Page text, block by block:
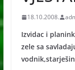
18.10.2008.
Izvidac i
zele sa